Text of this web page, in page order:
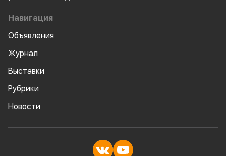
Навигация
Объявления
Журнал
Выставки
Рубрики
Новости